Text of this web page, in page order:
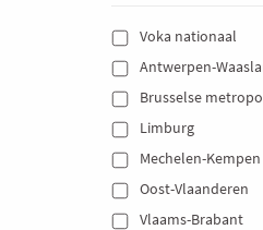
Voka nationaal
Antwerpen-
Brusselse
Limburg
Mechelen-Kempen
Oost-Vlaanderen
Vlaams-Brabant